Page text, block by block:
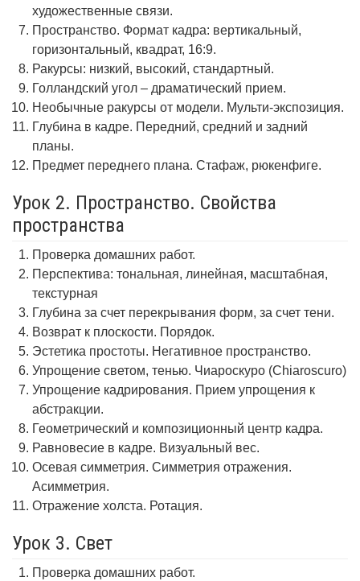
художественные связи.
Пространство. Формат кадра: вертикальный,
горизонтальный, квадрат, 16:9.
Ракурсы: низкий, высокий, стандартный.
Голландский угол – драматический прием.
Необычные ракурсы от модели. Мульти-экспозиция.
Глубина в кадре. Передний, средний и задний
планы.
Предмет переднего плана. Стафаж, рюкенфиге.
Урок 2. Пространство. Свойства
пространства
Проверка домашних работ.
Перспектива: тональная, линейная, масштабная,
текстурная
Глубина за счет перекрывания форм, за счет тени.
Возврат к плоскости. Порядок.
Эстетика простоты. Негативное пространство.
Упрощение светом, тенью. Чиароскуро (Chiaroscuro)
Упрощение кадрирования. Прием упрощения к
абстракции.
Геометрический и композиционный центр кадра.
Равновесие в кадре. Визуальный вес.
Осевая симметрия. Симметрия отражения.
Асимметрия.
Отражение холста. Ротация.
Урок 3. Свет
Проверка домашних работ.